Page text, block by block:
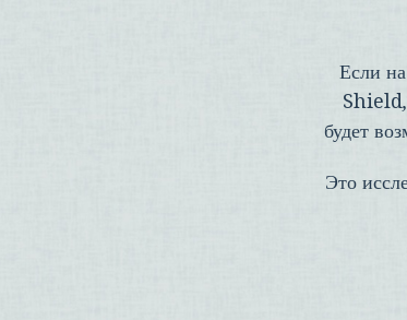
Если
Shield
будет
Это